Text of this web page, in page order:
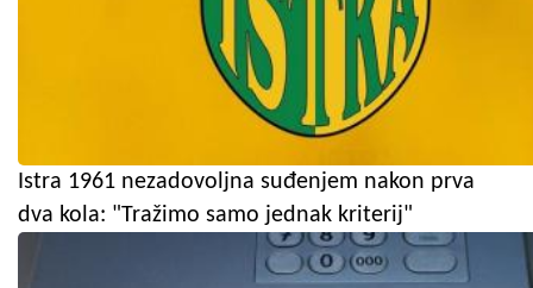
Istra 1961 nezadovoljna suđenjem nakon prva
dva kola: "Tražimo samo jednak kriterij"